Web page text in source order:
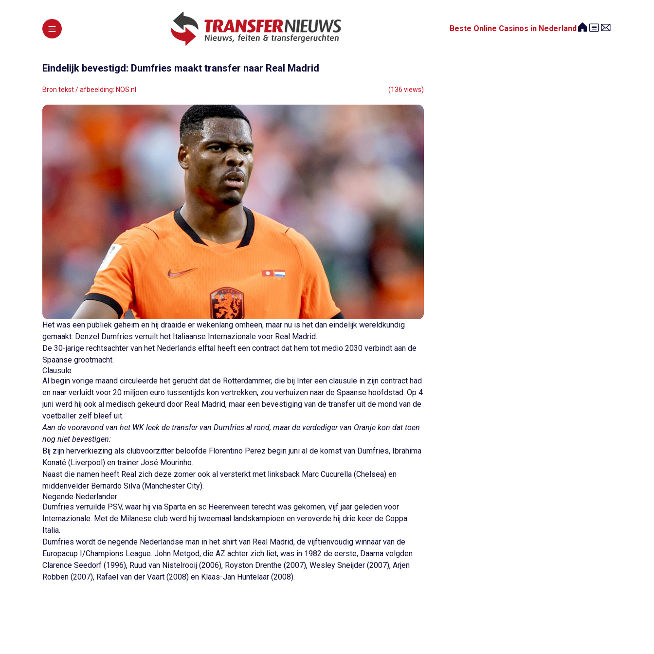
Beste Online Casinos in Nederland
Eindelijk bevestigd: Dumfries maakt transfer naar Real Madrid
Bron tekst / afbeelding: NOS.nl (136 views)
Het was een publiek geheim en hij draaide er wekenlang omheen, maar nu is het dan eindelijk wereldkundig
gemaakt: Denzel Dumfries verruilt het Italiaanse Internazionale voor Real Madrid.
De 30-jarige rechtsachter van het Nederlands elftal heeft een contract dat hem tot medio 2030 verbindt aan de
Spaanse grootmacht.
Clausule
Al begin vorige maand circuleerde het gerucht dat de Rotterdammer, die bij Inter een clausule in zijn contract had
en naar verluidt voor 20 miljoen euro tussentijds kon vertrekken, zou verhuizen naar de Spaanse hoofdstad. Op 4
juni werd hij ook al medisch gekeurd door Real Madrid, maar een bevestiging van de transfer uit de mond van de
voetballer zelf bleef uit.
Aan de vooravond van het WK leek de transfer van Dumfries al rond, maar de verdediger van Oranje kon dat toen
nog niet bevestigen:
Bij zijn herverkiezing als clubvoorzitter beloofde Florentino Perez begin juni al de komst van Dumfries, Ibrahima
Konaté (Liverpool) en trainer José Mourinho.
Naast die namen heeft Real zich deze zomer ook al versterkt met linksback Marc Cucurella (Chelsea) en
middenvelder Bernardo Silva (Manchester City).
Negende Nederlander
Dumfries verruilde PSV, waar hij via Sparta en sc Heerenveen terecht was gekomen, vijf jaar geleden voor
Internazionale. Met de Milanese club werd hij tweemaal landskampioen en veroverde hij drie keer de Coppa
Italia.
Dumfries wordt de negende Nederlandse man in het shirt van Real Madrid, de vijftienvoudig winnaar van de
Europacup I/Champions League. John Metgod, die AZ achter zich liet, was in 1982 de eerste, Daarna volgden
Clarence Seedorf (1996), Ruud van Nistelrooij (2006), Royston Drenthe (2007), Wesley Sneijder (2007), Arjen
Robben (2007), Rafael van der Vaart (2008) en Klaas-Jan Huntelaar (2008).